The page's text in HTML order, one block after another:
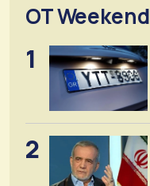
OT Weekend
1
2